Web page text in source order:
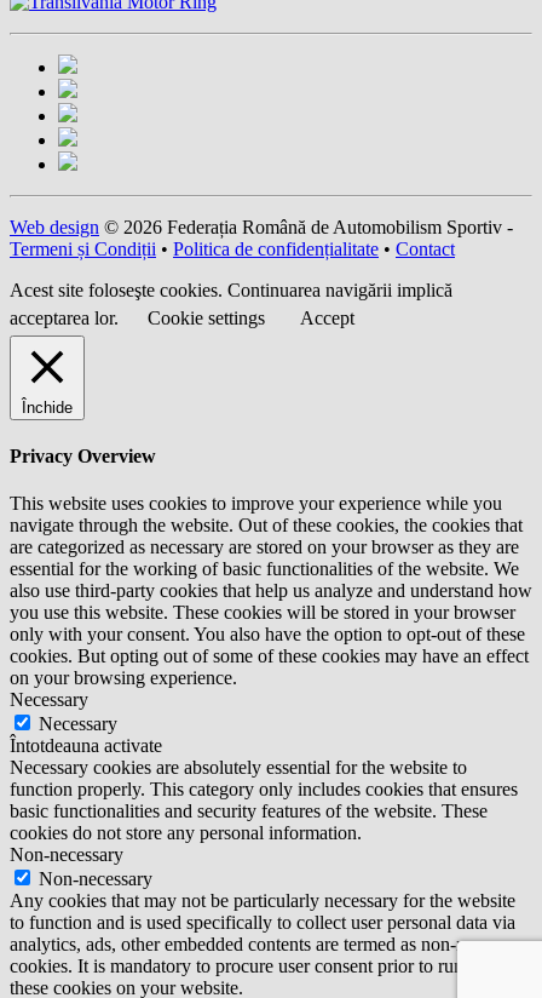
Web design © 2026 Federația Română de Automobilism Sportiv -
Termeni și Condiții • Politica de confidențialitate • Contact
Acest site foloseşte cookies. Continuarea navigării implică
acceptarea lor.
Cookie settings Accept
Închide
Privacy Overview
This website uses cookies to improve your experience while you
navigate through the website. Out of these cookies, the cookies that
are categorized as necessary are stored on your browser as they are
essential for the working of basic functionalities of the website. We
also use third-party cookies that help us analyze and understand how
you use this website. These cookies will be stored in your browser
only with your consent. You also have the option to opt-out of these
cookies. But opting out of some of these cookies may have an effect
on your browsing experience.
Necessary
Necessary
Întotdeauna activate
Necessary cookies are absolutely essential for the website to
function properly. This category only includes cookies that ensures
basic functionalities and security features of the website. These
cookies do not store any personal information.
Non-necessary
Non-necessary
Any cookies that may not be particularly necessary for the website
to function and is used specifically to collect user personal data via
analytics, ads, other embedded contents are termed as non-necessary
cookies. It is mandatory to procure user consent prior to running
these cookies on your website.